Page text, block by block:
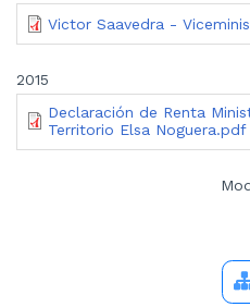
Victor Saavedra -
2015
Declaración de Renta
Territorio Elsa Noguera.pdf